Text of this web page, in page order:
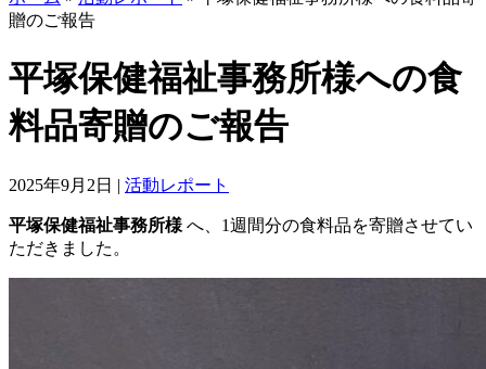
贈のご報告
平塚保健福祉事務所様への食
料品寄贈のご報告
2025年9月2日 | 活動レポート
平塚保健福祉事務所様 へ、1週間分の食料品を寄贈させてい
ただきました。